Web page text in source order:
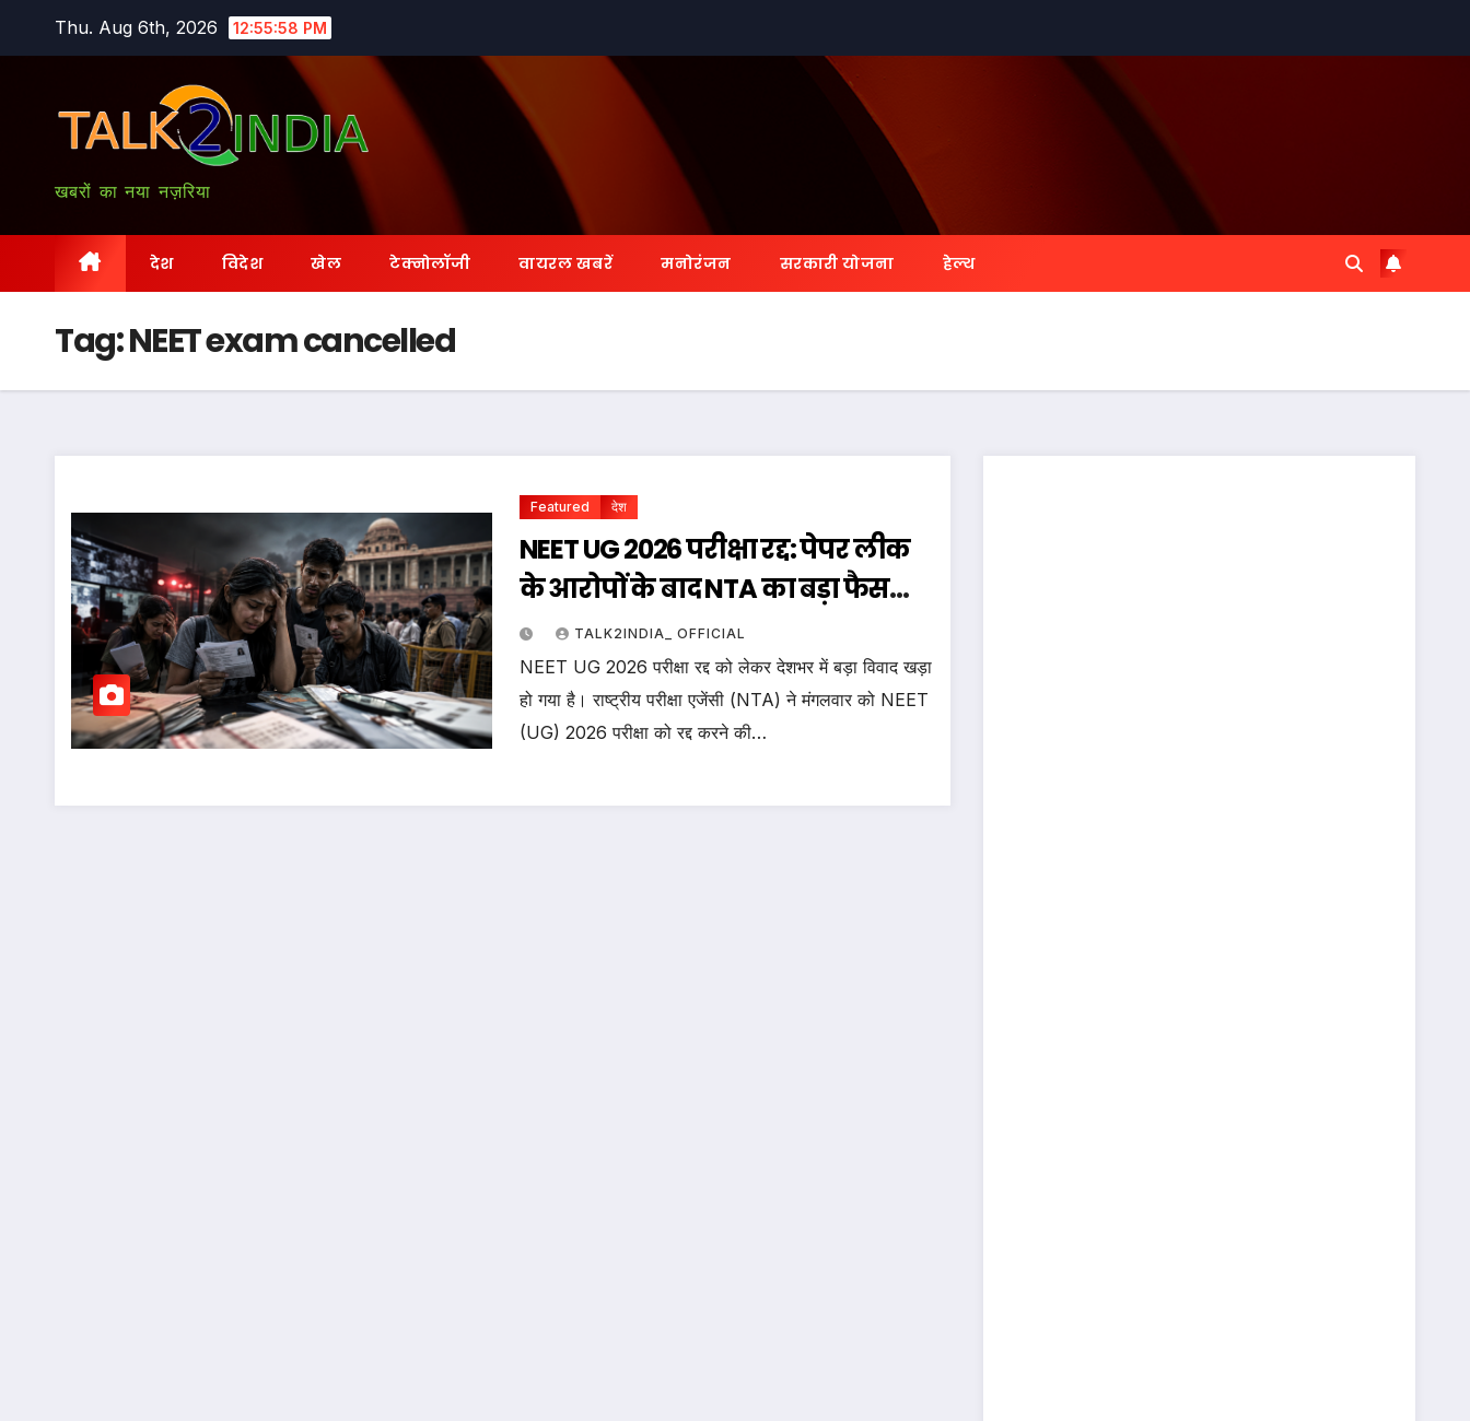
Thu. Aug 6th, 2026 12:55:59 PM
खबरों का नया नज़रिया
देश विदेश खेल टेक्नोलॉजी वायरल खबरें मनोरंजन सरकारी योजना हेल्थ
Tag:NEET exam cancelled
Featured देश
NEET UG 2026 परीक्षा रद्द: पेपर लीक
के आरोपों के बाद NTA का बड़ा फैसला,
दिल्ली में विरोध प्रदर्शन
TALK2INDIA_ OFFICIAL
NEET UG 2026 परीक्षा रद्द को लेकर देशभर में बड़ा विवाद खड़ा
हो गया है। राष्ट्रीय परीक्षा एजेंसी (NTA) ने मंगलवार को NEET
(UG) 2026 परीक्षा को रद्द करने की…